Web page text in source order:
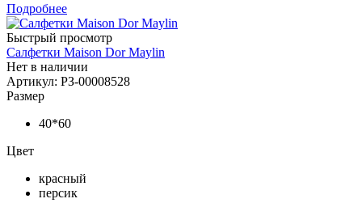
Подробнее
Быстрый просмотр
Салфетки Maison Dor Maylin
Нет в наличии
Артикул: РЗ-00008528
Размер
40*60
Цвет
красный
персик